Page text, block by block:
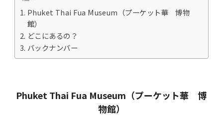
Phuket Thai Fua Museum（プーケット華 博物
館）
どこにあるの？
バックナンバー
Phuket Thai Fua Museum（プーケット華 博
物館）